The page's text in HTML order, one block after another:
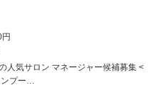
人気サロン マネージャー候補募集 <
プー…